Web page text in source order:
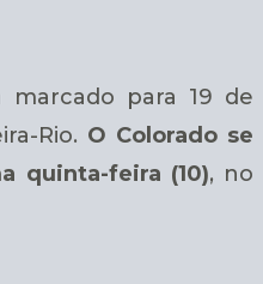
marcado para 19 de
Rio. O Colorado se
quinta-feira (10), no